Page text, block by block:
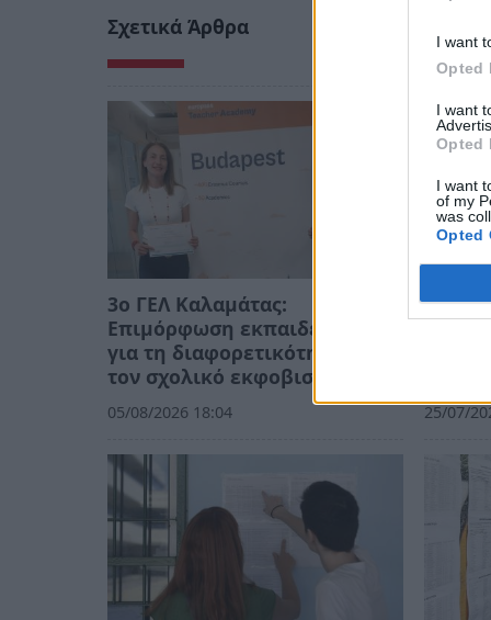
I want
Opted
I want
Opted
I want
of my
was
Opted
Σχετικά Άρθρα
3ο ΓΕΛ Καλαμάτας:
Επιμόρφωση εκπαιδευτικών
για τη διαφορετικότητα και
τον σχολικό εκφοβισμό
05/08/2026 18:04 25/07/